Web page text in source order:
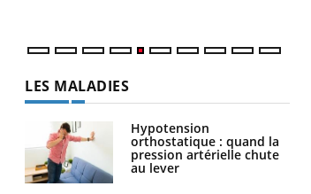
LES MALADIES
Hypotension
orthostatique : quand la
pression artérielle chute
au lever